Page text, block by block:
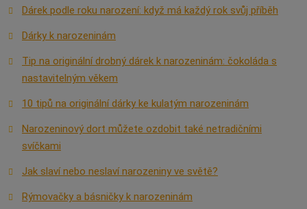
Dárek podle roku narození: když má každý rok svůj příběh
Dárky k narozeninám
Tip na originální drobný dárek k narozeninám: čokoláda s
nastavitelným věkem
10 tipů na originální dárky ke kulatým narozeninám
Narozeninový dort můžete ozdobit také netradičními
svíčkami
Jak slaví nebo neslaví narozeniny ve světě?
Rýmovačky a básničky k narozeninám